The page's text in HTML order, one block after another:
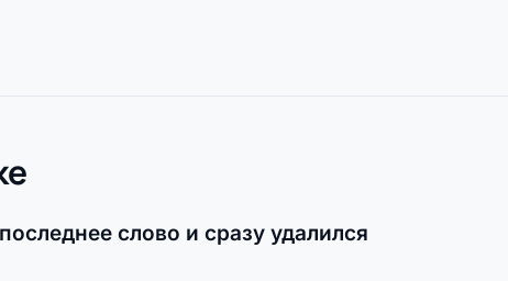
слово и сразу удалился